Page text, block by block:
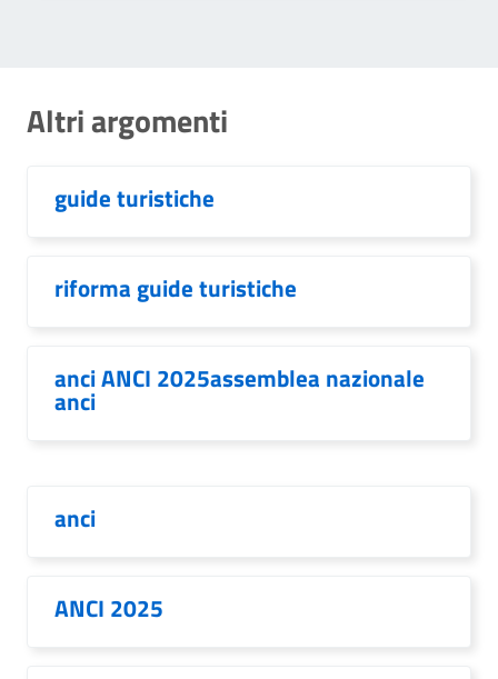
Altri argomenti
guide turistiche
riforma guide turistiche
anci ANCI 2025assemblea nazionale
anci
anci
ANCI 2025